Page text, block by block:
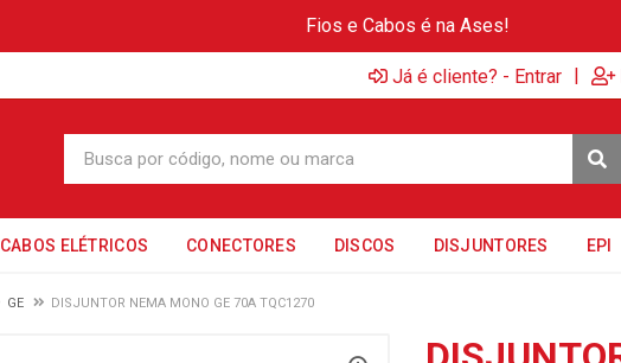
Fios e Cabos é na Ases!
Já é cliente? - Entrar |
CABOS ELÉTRICOS CONECTORES DISCOS DISJUNTORES EPI
GE DISJUNTOR NEMA MONO GE 70A TQC1270